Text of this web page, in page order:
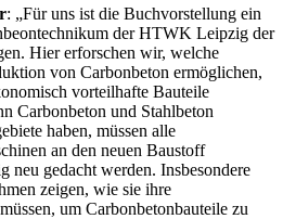
: „Für uns ist die Buchvorstellung ein
der HTWK Leipzig der
Hier erforschen wir, welche
von Carbonbeton ermöglichen,
vorteilhafte Bauteile
Carbonbeton und Stahlbeton
haben, müssen alle
an den neuen Baustoff
neu gedacht werden. Insbesondere
zeigen, wie sie ihre
um Carbonbetonbauteile zu